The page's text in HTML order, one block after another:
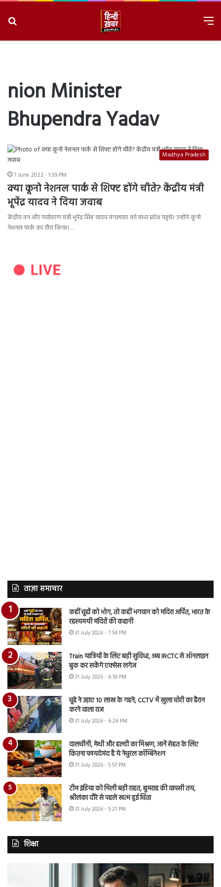
nion Minister
Bhupendra Yadav
Madhya Pradesh
7 June 2023 - 1:59 PM
क्या कूनो नेशनल पार्क से शिफ्ट होंगे चीते? केंद्रीय मंत्री
भूपेंद्र यादव ने दिया जवाब
केंद्रीय वन और पर्यावरण मंत्री भूपेंद्र सिंह यादव मंगलवार को मध्य प्रदेश पहुंचे। उन्होंने कूनो
नेशनल पार्क का दौरा किया।…
ताज़ा समाचार
कहीं चूहों को भोग, तो कहीं भगवान को मदिरा अर्पित, भारत के
रहस्यमयी मंदिरों की कहानी
31 July 2026 - 7:54 PM
Train यात्रियों के लिए बड़ी सुविधा, अब IRCTC से ऑनलाइन
बुक कर सकेंगे एक्सेस लगेज
31 July 2026 - 6:59 PM
चूहे ने उड़ाए 10 लाख के गहने, CCTV में खुला चोरी का हैरान
करने वाला राज
31 July 2026 - 6:26 PM
दालचीनी, मेथी और हल्दी का मिश्रण, जानें सेहत के लिए
कितना फायदेमंद है ये नेचुरल कॉम्बिनेशन
31 July 2026 - 5:57 PM
टीम इंडिया को मिली बड़ी राहत, बुमराह की वापसी तय,
श्रीलंका दौरे से पहले खत्म हुई चिंता
31 July 2026 - 5:21 PM
शिक्षा